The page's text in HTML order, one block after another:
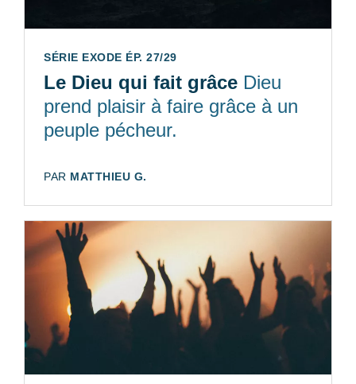
SÉRIE EXODE ÉP. 27/29
Le Dieu qui fait grâce Dieu
prend plaisir à faire grâce à un
peuple pécheur.
AUTEUR:
PAR MATTHIEU G.